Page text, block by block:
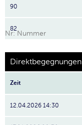
90
82
Nr: Nummer
Direktbegegnungen
Zeit
12.04.2026 14:30